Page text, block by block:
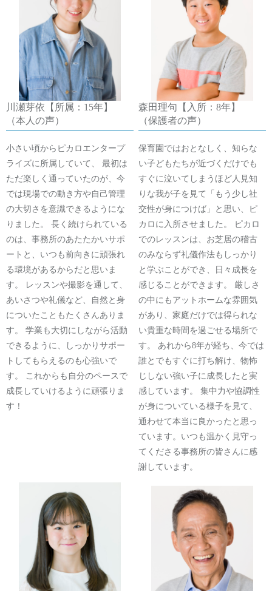
川瀬芽依【所属：15年】
（本人の声）
小さい頃からピカロエンタープ
ライズに所属していて、 最初は
ただ楽しく通っていたのが、今
では現場での動き方や自己管理
の大切さを意識できるようにな
りました。 長く続けられている
のは、事務所のあたたかいサポ
ートと、いつも前向きに頑張れ
る環境があるからだと思いま
す。 レッスンや撮影を通して、
あいさつや礼儀など、自然と身
についたこともたくさんありま
す。 学業も大切にしながら活動
できるように、しっかりサポー
トしてもらえるのも心強いで
す。 これからも自分のペースで
成長していけるように頑張りま
す！
森田理句【入所：8年】
（保護者の声）
保育園ではおとなしく、知らな
い子どもたちが近づくだけでも
すぐに泣いてしまうほど人見知
りな我が子を見て「もう少し社
交性が身につけば」と思い、ピ
カロに入所させました。 ピカロ
でのレッスンは、お芝居の稽古
のみならず礼儀作法もしっかり
と学ぶことができ、日々成長を
感じることができます。 厳しさ
の中にもアットホームな雰囲気
があり、家庭だけでは得られな
い貴重な時間を過ごせる場所で
す。 あれから8年が経ち、今では
誰とでもすぐに打ち解け、物怖
じしない強い子に成長したと実
感しています。 集中力や協調性
が身についている様子を見て、
通わせて本当に良かったと思っ
ています。いつも温かく見守っ
てくださる事務所の皆さんに感
謝しています。